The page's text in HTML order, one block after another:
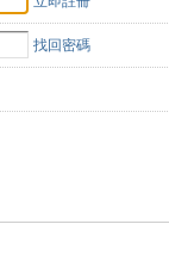
找回密碼